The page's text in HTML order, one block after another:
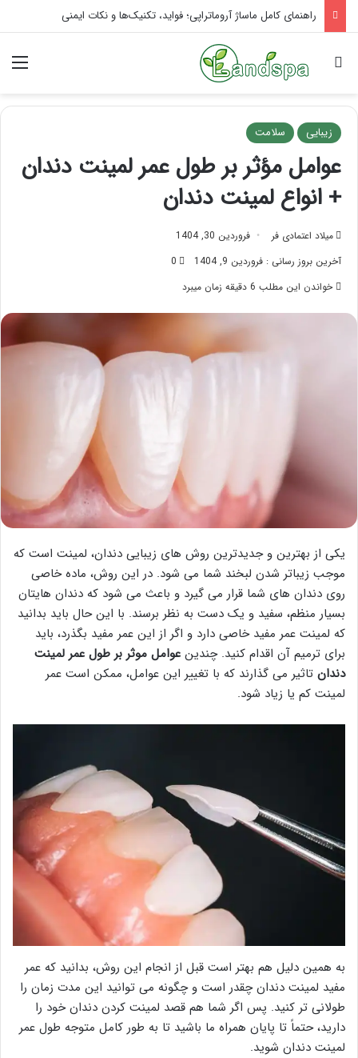
تاثیر ماساژ بر افسردگی؛ با ماساژ درمانی افسردگی را درمان کنید!
جستجو برای
زیبایی سلامت
عوامل مؤثر بر طول عمر لمینت دندان
+ انواع لمینت دندان
میلاد اعتمادی فر
فروردین 30, 1404
آخرین بروز رسانی : فروردین 9, 1404
0
خواندن این مطلب 6 دقیقه زمان میبرد
یکی از بهترین و جدیدترین روش های زیبایی دندان، لمینت است که
موجب زیباتر شدن لبخند شما می شود. در این روش، ماده خاصی
روی دندان های شما قرار می گیرد و باعث می شود که دندان هایتان
بسیار منظم، سفید و یک دست به نظر برسند. با این حال باید بدانید
که لمینت عمر مفید خاصی دارد و اگر از این عمر مفید بگذرد، باید
برای ترمیم آن اقدام کنید. چندین عوامل موثر بر طول عمر لمینت
دندان تاثیر می گذارند که با تغییر این عوامل، ممکن است عمر
لمینت کم یا زیاد شود.
به همین دلیل هم بهتر است قبل از انجام این روش، بدانید که عمر
مفید لمینت دندان چقدر است و چگونه می توانید این مدت زمان را
طولانی تر کنید. پس اگر شما هم قصد لمینت کردن دندان خود را
دارید، حتماً تا پایان همراه ما باشید تا به طور کامل متوجه طول عمر
لمینت دندان شوید.